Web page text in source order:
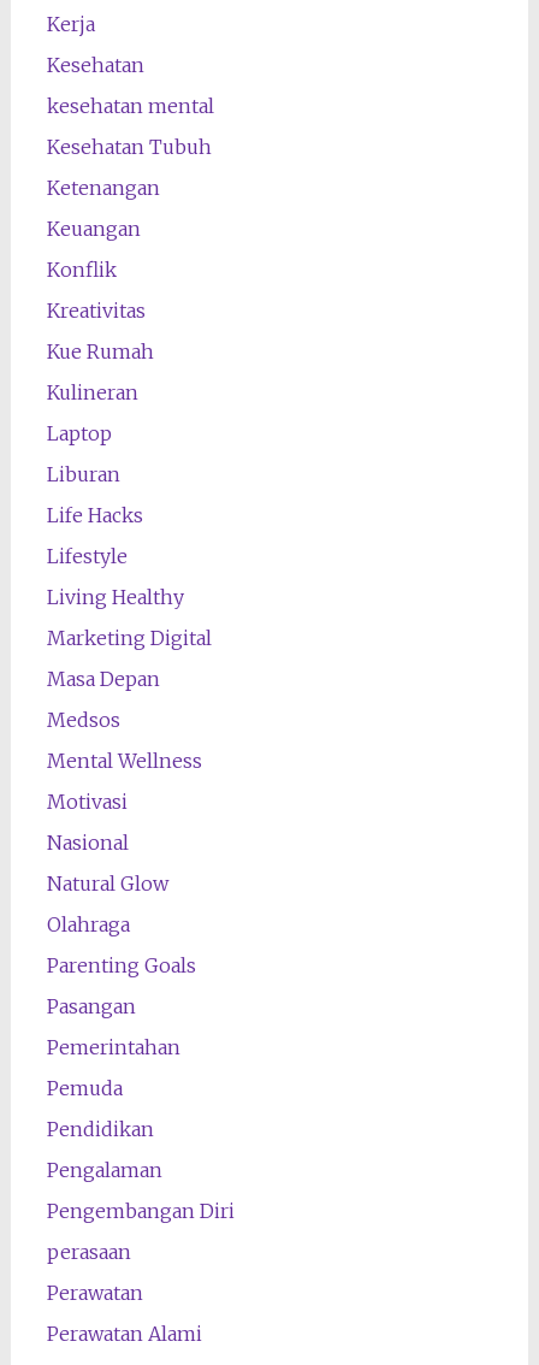
Kerja
Kesehatan
kesehatan mental
Kesehatan Tubuh
Ketenangan
Keuangan
Konflik
Kreativitas
Kue Rumah
Kulineran
Laptop
Liburan
Life Hacks
Lifestyle
Living Healthy
Marketing Digital
Masa Depan
Medsos
Mental Wellness
Motivasi
Nasional
Natural Glow
Olahraga
Parenting Goals
Pasangan
Pemerintahan
Pemuda
Pendidikan
Pengalaman
Pengembangan Diri
perasaan
Perawatan
Perawatan Alami